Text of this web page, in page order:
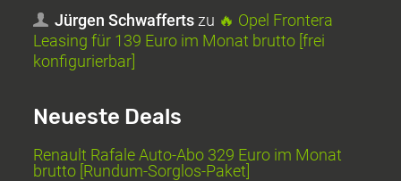
Jürgen Schwafferts zu 🔥 Opel Frontera
Leasing für 139 Euro im Monat brutto [frei
konfigurierbar]
Neueste Deals
Renault Rafale Auto-Abo 329 Euro im Monat
brutto [Rundum-Sorglos-Paket]